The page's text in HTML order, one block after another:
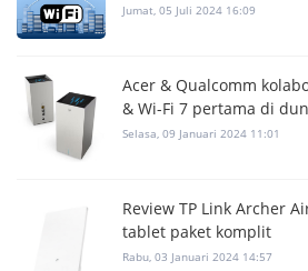
Jumat, 05 Juli 2024 16:09
Acer & Qualcomm
& Wi-Fi 7 pertama di
Selasa, 09 Januari 2024 11:01
Review TP Link Archer
tablet paket komplit
Rabu, 03 Januari 2024 14:57